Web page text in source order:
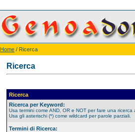
Home / Ricerca
Ricerca
Ricerca
Ricerca per Keyword:
Usa termini come AND, OR e NOT per fare una ricerca
Usa gli asterischi (*) come wildcard per parole parziali.
Termini di Ricerca: